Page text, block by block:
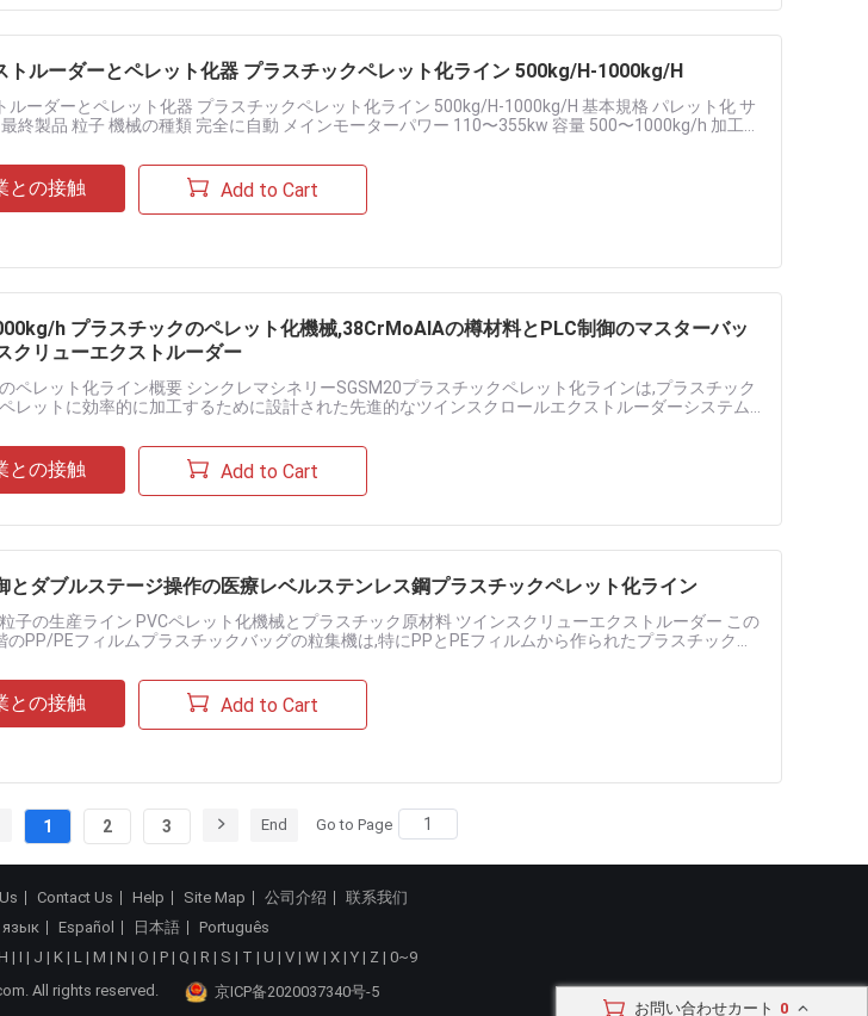
トルーダーとペレット化器 プラスチックペレット化ライン 500kg/H-1000kg/H
ルーダーとペレット化器 プラスチックペレット化ライン 500kg/H-1000kg/H 基本規格 パレット化 サ
終製品 粒子 機械の種類 完全に自動 メインモーターパワー 110〜355kw 容量 500〜1000kg/h 加工さ
との接触 Add to Cart
h プラスチックのペレット化機械,38CrMoAlAの樽材料とPLC制御のマスターバッ
クリューエクストルーダー
ペレット化ライン概要 シンクレマシネリーSGSM20プラスチックペレット化ラインは,プラスチック
レットに効率的に加工するために設計された先進的なツインスクロールエクストルーダーシステム
との接触 Add to Cart
とダブルステージ操作の医療レベルステンレス鋼プラスチックペレット化ライン
子の生産ライン PVCペレット化機械とプラスチック原材料 ツインスクリューエクストルーダー この
のPP/PEフィルムプラスチックバッグの粒集機は,特にPPとPEフィルムから作られたプラスチックバ
との接触 Add to Cart
1 2 3 End Go to Page
お問い合わせカート 0
Contact Us Help Site Map 公司介绍
联系我们
язык Español 日本語
Português
| I | J | K | L | M | N | O | P | Q | R | S | T | U | V | W | X | Y | Z | 0~9
All rights reserved.
京ICP备2020037340号-5